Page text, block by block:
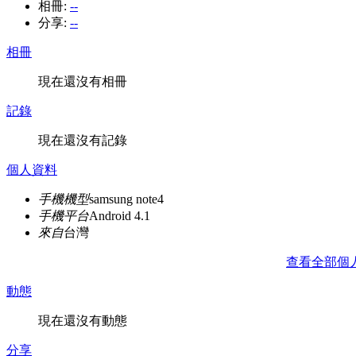
相冊: --
分享: --
相冊
現在還沒有相冊
記錄
現在還沒有記錄
個人資料
手機機型samsung note4
手機平台Android 4.1
來自台灣
查看全部個
動態
現在還沒有動態
分享